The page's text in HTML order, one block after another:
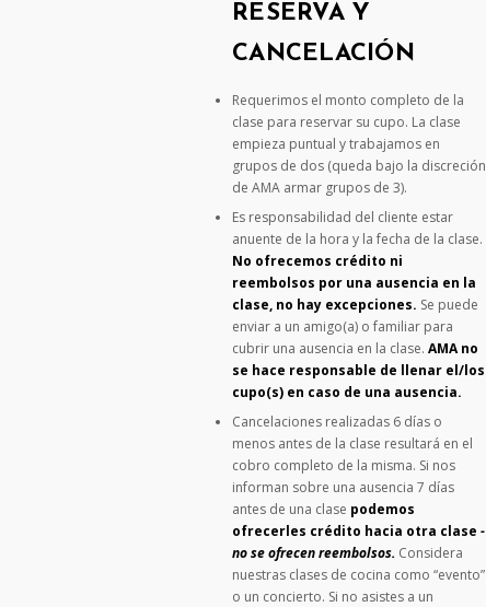
RESERVA Y
CANCELACIÓN
Requerimos el monto completo de la
clase para reservar su cupo. La clase
empieza puntual y trabajamos en
grupos de dos (queda bajo la discreción
de AMA armar grupos de 3).
Es responsabilidad del cliente estar
anuente de la hora y la fecha de la clase.
No ofrecemos crédito ni
reembolsos por una ausencia en la
clase, no hay excepciones. Se puede
enviar a un amigo(a) o familiar para
cubrir una ausencia en la clase. AMA no
se hace responsable de llenar el/los
cupo(s) en caso de una ausencia.
Cancelaciones realizadas 6 días o
menos antes de la clase resultará en el
cobro completo de la misma. Si nos
informan sobre una ausencia 7 días
antes de una clase podemos
ofrecerles crédito hacia otra clase -
no se ofrecen reembolsos. Considera
nuestras clases de cocina como “evento”
o un concierto. Si no asistes a un